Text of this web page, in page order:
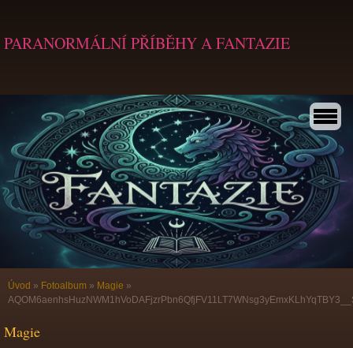
PARANORMÁLNÍ PŘÍBĚHY A FANTAZIE
Úvod » Fotoalbum » Magie »
Magie